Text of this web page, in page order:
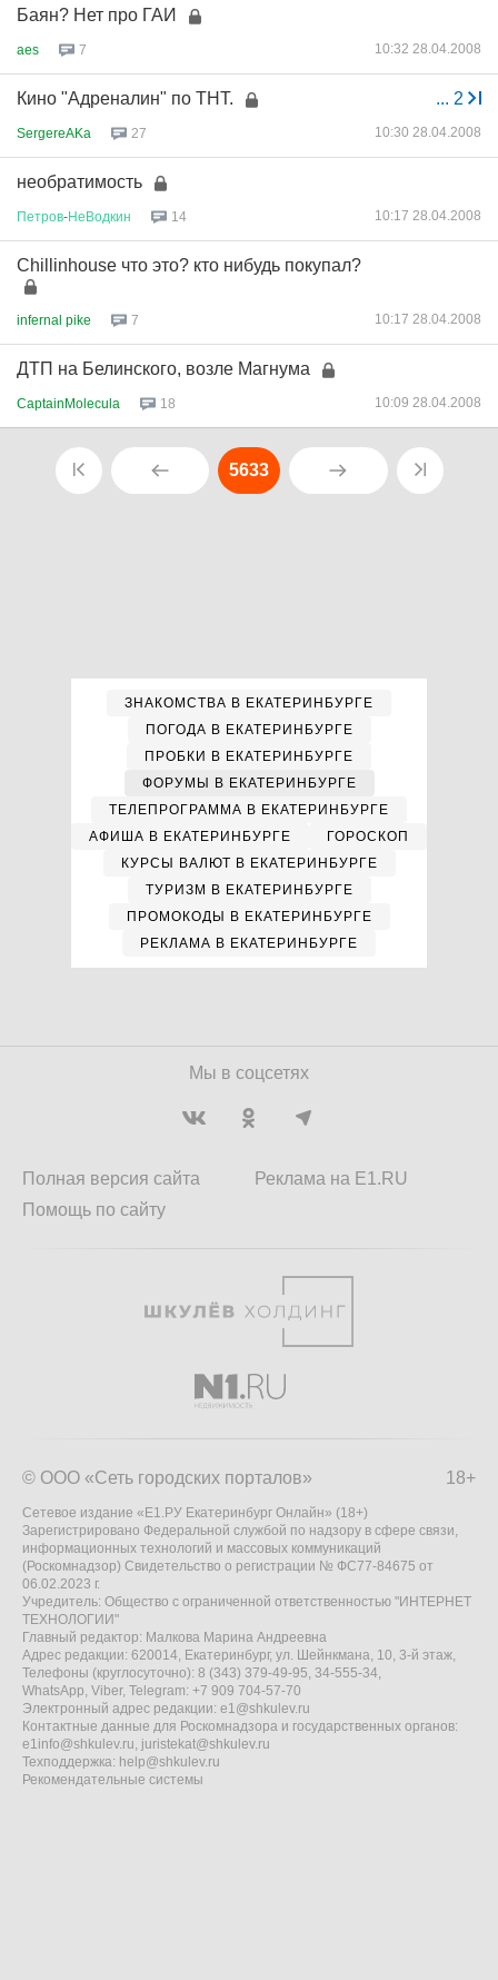
Баян? Нет про ГАИ
aes 7 10:32 28.04.2008
... 2
Кино "Адреналин" по ТНТ.
SergereAKa 27 10:30 28.04.2008
необратимость
Петров-НеВодкин 14 10:17 28.04.2008
Chillinhouse что это? кто нибудь покупал?
infernal pike 7 10:17 28.04.2008
ДТП на Белинского, возле Магнума
CaptainMolecula 18 10:09 28.04.2008
5633
ЗНАКОМСТВА В ЕКАТЕРИНБУРГЕ
ПОГОДА В ЕКАТЕРИНБУРГЕ
ПРОБКИ В ЕКАТЕРИНБУРГЕ
ФОРУМЫ В ЕКАТЕРИНБУРГЕ
ТЕЛЕПРОГРАММА В ЕКАТЕРИНБУРГЕ
АФИША В ЕКАТЕРИНБУРГЕ
ГОРОСКОП
КУРСЫ ВАЛЮТ В ЕКАТЕРИНБУРГЕ
ТУРИЗМ В ЕКАТЕРИНБУРГЕ
ПРОМОКОДЫ В ЕКАТЕРИНБУРГЕ
РЕКЛАМА В ЕКАТЕРИНБУРГЕ
Мы в соцсетях
Полная версия сайта
Помощь по сайту
Реклама на E1.RU
18+
© ООО «Сеть городских порталов»
Сетевое издание «Е1.РУ Екатеринбург Онлайн» (18+)
Зарегистрировано Федеральной службой по надзору в сфере связи,
информационных технологий и массовых коммуникаций
(Роскомнадзор) Свидетельство о регистрации № ФС77-84675 от
06.02.2023 г.
Учредитель: Общество с ограниченной ответственностью "ИНТЕРНЕТ
ТЕХНОЛОГИИ"
Главный редактор: Малкова Марина Андреевна
Адрес редакции: 620014, Екатеринбург, ул. Шейнкмана, 10, 3-й этаж,
Телефоны (круглосуточно): 8 (343) 379-49-95, 34-555-34,
WhatsApp, Viber, Telegram: +7 909 704-57-70
Электронный адрес редакции: e1@shkulev.ru
Контактные данные для Роскомнадзора и государственных органов:
e1info@shkulev.ru, juristekat@shkulev.ru
Техподдержка: help@shkulev.ru
Рекомендательные системы